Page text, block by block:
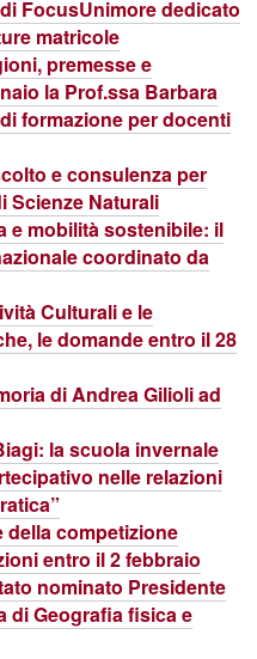
FocusUnimore dedicato
matricole
premesse e
la Prof.ssa Barbara
formazione per docenti
e consulenza per
Scienze Naturali
e mobilità sostenibile: il
coordinato da
Culturali e le
le domande entro il 28
di Andrea Gilioli ad
la scuola invernale
nelle relazioni
della competizione
entro il 2 febbraio
nominato Presidente
di Geografia fisica e